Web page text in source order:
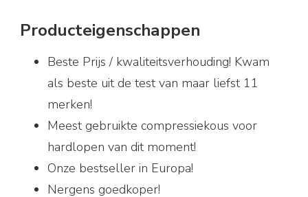
Producteigenschappen
Beste Prijs / kwaliteitsverhouding! Kwam
als beste uit de test van maar liefst 11
merken!
Meest gebruikte compressiekous voor
hardlopen van dit moment!
Onze bestseller in Europa!
Nergens goedkoper!